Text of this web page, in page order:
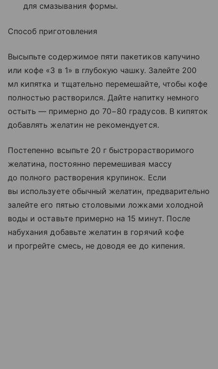
для смазывания формы.
Способ приготовления
Высыпьте содержимое пяти пакетиков капучино
или кофе «3 в 1» в глубокую чашку. Залейте 200
мл кипятка и тщательно перемешайте, чтобы кофе
полностью растворился. Дайте напитку немного
остыть — примерно до 70−80 градусов. В кипяток
добавлять желатин не рекомендуется.
Постепенно всыпьте 20 г быстрорастворимого
желатина, постоянно перемешивая массу
до полного растворения крупинок. Если
вы используете обычный желатин, предварительно
залейте его пятью столовыми ложками холодной
воды и оставьте примерно на 15 минут. После
набухания добавьте желатин в горячий кофе
и прогрейте смесь, не доводя ее до кипения.